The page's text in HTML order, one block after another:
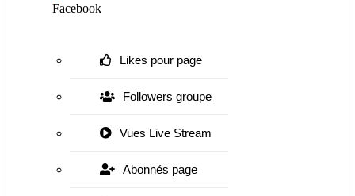
Facebook
Likes pour page
Followers groupe
Vues Live Stream
Abonnés page